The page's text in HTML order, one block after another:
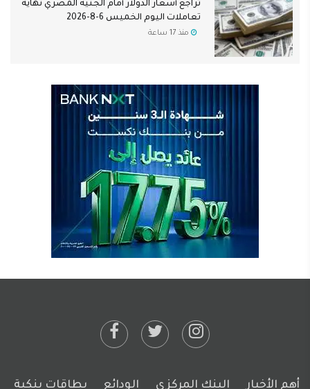
تراجع أسعار الدولار أمام الجنيه المصري نهاية
تعاملات اليوم الخميس 6-8-2026
منذ 17 ساعة
أهم الأخبار البنك المركزي الودائع بطاقات بنكية